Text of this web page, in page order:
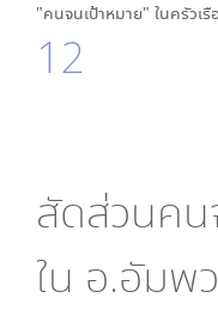
"คนจนเป้าหมาย" ในครัวเ
12
สัดส่วนคน
ใน อ.อัมพ